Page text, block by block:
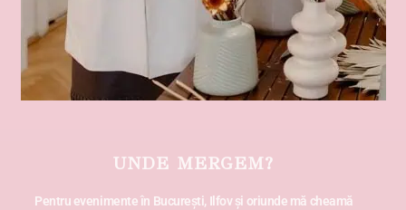
UNDE MERGEM?
Pentru evenimente în București, Ilfov și oriunde mă cheamă